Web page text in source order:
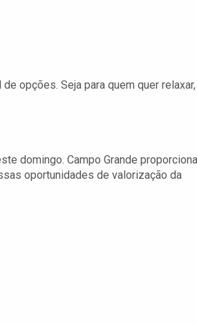
opções. Seja para quem quer
domingo. Campo Grande proporciona
oportunidades de valorização da